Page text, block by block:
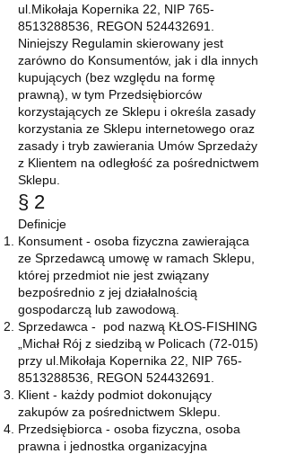
ul.Mikołaja Kopernika 22, NIP 765-
8513288536 , REGON 524432691
Niniejszy Regulamin skierowany jest
zarówno do Konsumentów, jak i dla innych
kupujących (bez względu na formę
prawną), w tym Przedsiębiorców
korzystających ze Sklepu i określa zasady
korzystania ze Sklepu internetowego oraz
zasady i tryb zawierania Umów Sprzedaży
z Klientem na odległość za pośrednictwem
Sklepu.
§ 2
Definicje
Konsument - osoba fizyczna zawierająca
ze Sprzedawcą umowę w ramach Sklepu,
której przedmiot nie jest związany
bezpośrednio z jej działalnością
gospodarczą lub zawodową.
Sprzedawca - pod nazwą KŁOS-FISHING
„Michał Rój z siedzibą w Policach (72-015)
przy ul.Mikołaja Kopernika 22, NIP 765-
8513288536 , REGON 524432691
Klient - każdy podmiot dokonujący
zakupów za pośrednictwem Sklepu.
Przedsiębiorca - osoba fizyczna, osoba
prawna i jednostka organizacyjna